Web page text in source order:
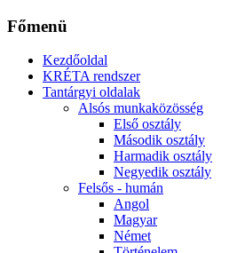
Főmenü
Kezdőoldal
KRÉTA rendszer
Tantárgyi oldalak
Alsós munkaközösség
Első osztály
Második osztály
Harmadik osztály
Negyedik osztály
Felsős - humán
Angol
Magyar
Német